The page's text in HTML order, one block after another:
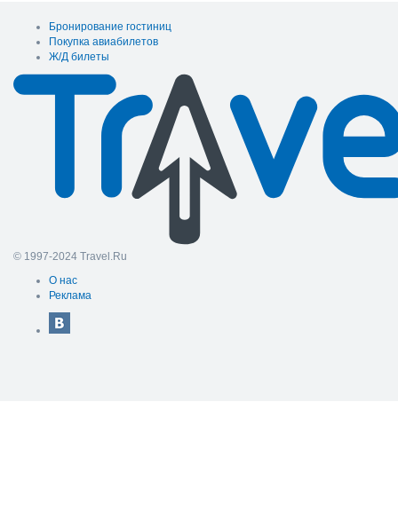
Бронирование гостиниц
Покупка авиабилетов
Ж/Д билеты
© 1997-2024 Travel.Ru
О нас
Реклама